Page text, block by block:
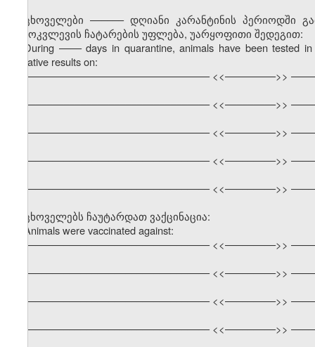
ცხოველები –––––– დღიანი კარანტინის პერიოდში
გამოკვლევის ჩატარების უფლება, უარყოფითი შედეგით:
During ––––days in quarantine, animals have been tested
negative results on:
––––––––––––––––––––––––––––––––– <<–––––––––>>
––––––––––––––––––––––––––––––––– <<–––––––––>>
––––––––––––––––––––––––––––––––– <<–––––––––>>
––––––––––––––––––––––––––––––––– <<–––––––––>>
––––––––––––––––––––––––––––––––– <<–––––––––>>
ცხოველებს ჩაუტარდათ ვაქცინაცია:
Animals were vaccinated against:
––––––––––––––––––––––––––––––––– <<–––––––––>>
––––––––––––––––––––––––––––––––– <<–––––––––>>
––––––––––––––––––––––––––––––––– <<–––––––––>>
––––––––––––––––––––––––––––––––– <<–––––––––>>